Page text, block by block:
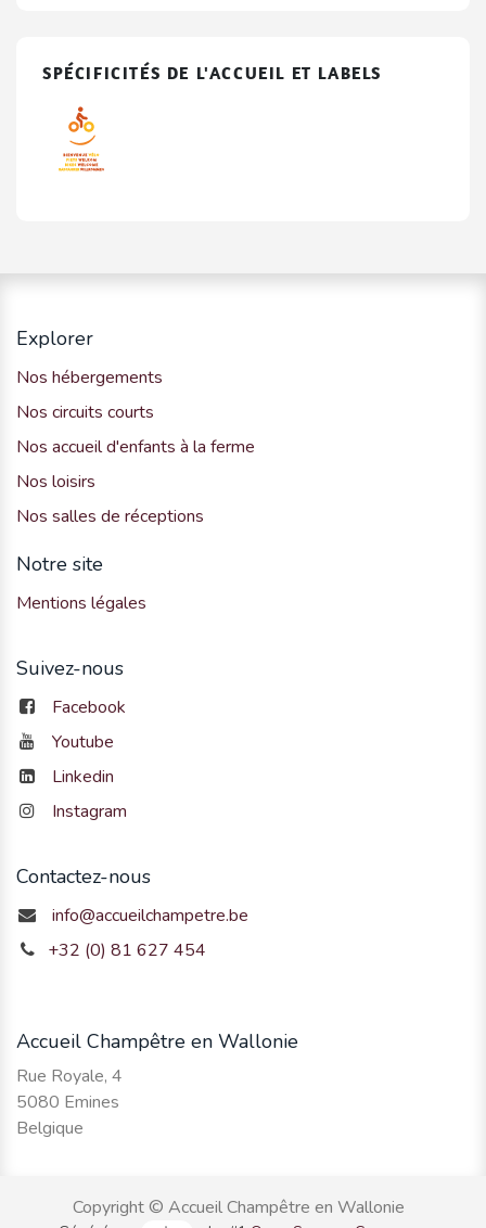
SPÉCIFICITÉS DE L'ACCUEIL ET LABELS
Explorer
Nos hébergements
Nos circuits courts
Nos accueil d'enfants à la ferme
Nos loisirs
Nos salles de réceptions
Notre site
Mentions légales
Suivez-nous
Facebook
Youtube
Linkedin
Instagram
Contactez-nous
info@accueilchampetre.be
+32 (0) 81 627 454
Accueil Champêtre en Wallonie
Rue Royale, 4
5080 Emines
Belgique
Copyright © Accueil Champêtre en Wallonie